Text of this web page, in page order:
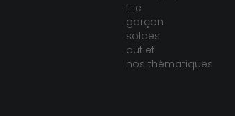
fille
garçon
soldes
outlet
nos thématiques